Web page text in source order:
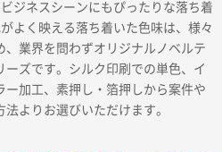
ジネスシーンにもぴったりな落ち着
よく映える落ち着いた色味は、様々
、業界を問わずオリジナルノベルテ
ーズです。シルク印刷での単色、イ
ー加工、素押し・箔押しから案件や
よりお選びいただけます。